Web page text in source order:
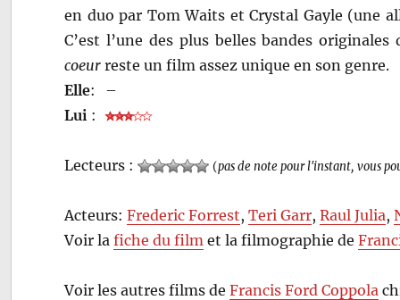
en duo par Tom Waits et Crystal Gayle (une
C’est l’une des plus belles bandes
coeur reste un film assez unique en son genre.
Elle:
–
Lui :
Lecteurs : (pas de note pour l'instant, vous
Acteurs:Frederic Forrest,Teri Garr,Raul Julia,
Voir lafiche du film et la filmographie de
Voir les autres films deFrancis Ford Coppola